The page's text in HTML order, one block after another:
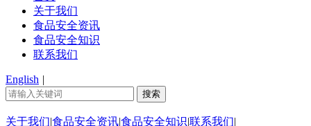
关于我们
食品安全资讯
食品安全知识
联系我们
English |
关于我们|食品安全资讯|食品安全知识|联系我们|